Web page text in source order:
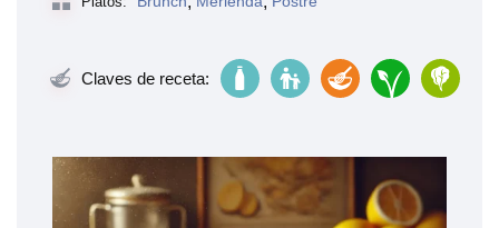
Claves de receta: